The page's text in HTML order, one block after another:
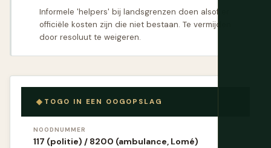
Informele 'helpers' bij landsgrenzen doen alsof er
officiële kosten zijn die niet bestaan. Te vermijden
door resoluut te weigeren.
TOGO IN EEN OOGOPSLAG
NOODNUMMER
117 (politie) / 8200 (ambulance, Lomé)